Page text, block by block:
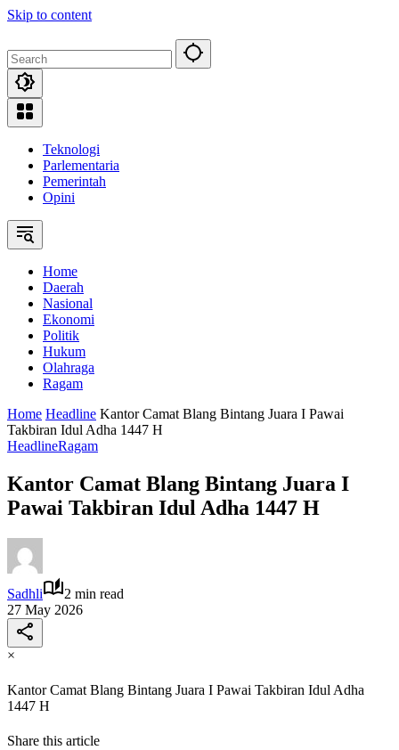
Skip to content
Teknologi
Parlementaria
Pemerintah
Opini
Home
Daerah
Nasional
Ekonomi
Politik
Hukum
Olahraga
Ragam
Home Headline Kantor Camat Blang Bintang Juara I Pawai
Takbiran Idul Adha 1447 H
HeadlineRagam
Kantor Camat Blang Bintang Juara I
Pawai Takbiran Idul Adha 1447 H
Sadhli
2 min read
27 May 2026
×
Kantor Camat Blang Bintang Juara I Pawai Takbiran Idul Adha
1447 H
Share this article